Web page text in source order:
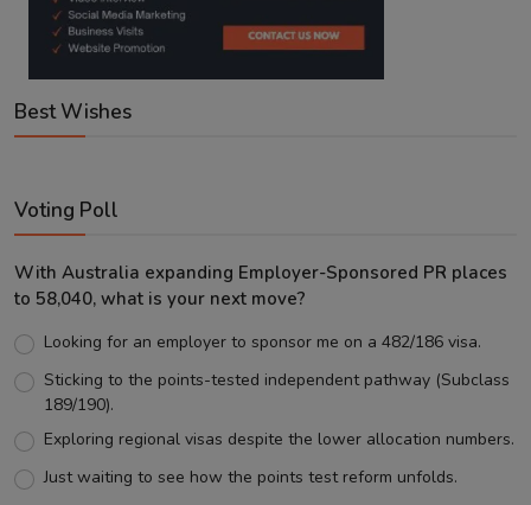
Best Wishes
Voting Poll
With Australia expanding Employer-Sponsored PR places
to 58,040, what is your next move?
Looking for an employer to sponsor me on a 482/186 visa.
Sticking to the points-tested independent pathway (Subclass
189/190).
Exploring regional visas despite the lower allocation numbers.
Just waiting to see how the points test reform unfolds.